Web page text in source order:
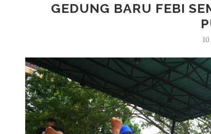
GEDUNG BARU FEBI